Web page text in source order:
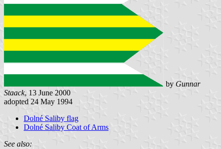
by Gunnar
Staack, 13 June 2000
adopted 24 May 1994
Dolné Saliby flag
Dolné Saliby Coat of Arms
See also: